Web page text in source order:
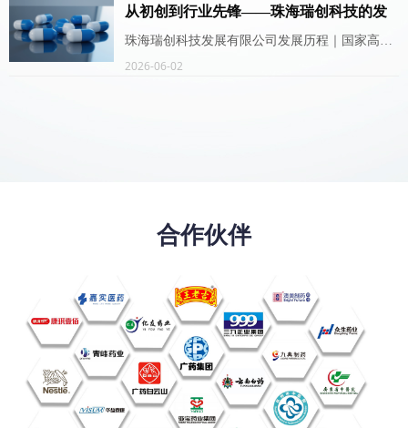
合作伙伴
术趋势。
从初创到行业先锋——珠海瑞创科技的发
展历程
珠海瑞创科技发展有限公司发展历程｜国家高新
技术企业｜工业物联网解决方案提供商｜边缘计
2026-06-02